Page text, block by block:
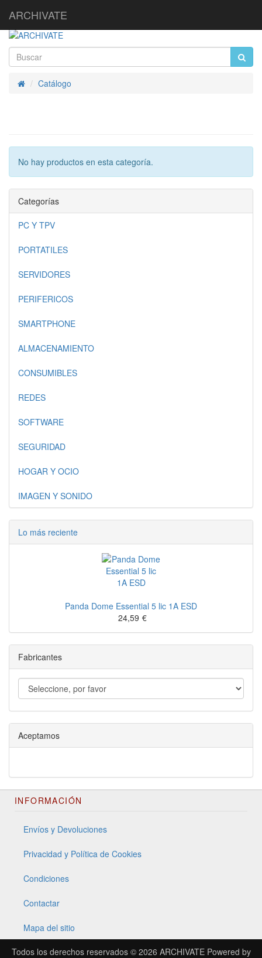
ARCHIVATE
InicioCatálogo
No hay productos en esta categoría.
Categorías
PC Y TPV
PORTATILES
SERVIDORES
PERIFERICOS
SMARTPHONE
ALMACENAMIENTO
CONSUMIBLES
REDES
SOFTWARE
SEGURIDAD
HOGAR Y OCIO
IMAGEN Y SONIDO
Lo más reciente
Panda Dome Essential 5 lic 1A ESD
24,59 €
Fabricantes
Aceptamos
INFORMACIÓN
Envíos y Devoluciones
Privacidad y Política de Cookies
Condiciones
Contactar
Mapa del sitio
Todos los derechos reservados © 2026 ARCHIVATEPowered by